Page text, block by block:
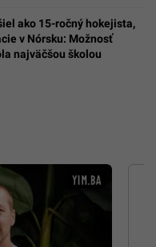
ako 15-ročný hokejista,
v Nórsku: Možnosť
najväčšou školou